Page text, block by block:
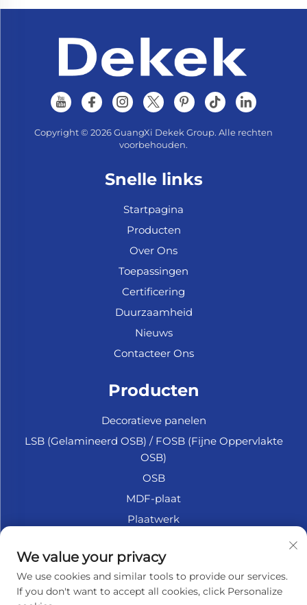
Copyright © 2026 GuangXi Dekek Group. Alle rechten
voorbehouden.
Snelle links
Startpagina
Producten
Over Ons
Toepassingen
Certificering
Duurzaamheid
Nieuws
Contacteer Ons
Producten
Decoratieve panelen
LSB (Gelamineerd OSB) / FOSB (Fijne Oppervlakte
OSB)
OSB
MDF-plaat
Plaatwerk
Fiberplaat
Accessoires
We value your privacy
We use cookies and similar tools to provide our services.
If you don't want to accept all cookies, click Personalize